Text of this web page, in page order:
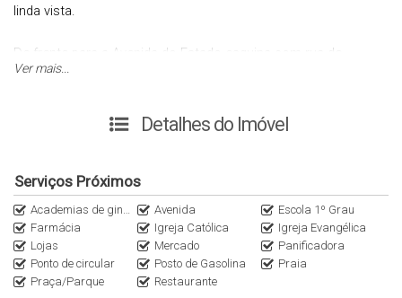
linda vista.
De frente para a Avenida do Estado esquina com rua de
acesso ao Boulevard.
O Loteamento Nova Governador Celso Ramos foi pensado
dois acessos:
principal pela BR-101
secundário pela Rua Vitalino Ávila (eixo de ligação dos
bairros Areais do Meio e Areias de Baixo);
avenidas largas;
Ver mais...
Detalhes do Imóvel
Serviços Próximos
Academias de ginástica Avenida
Escola 1º Grau
Farmácia
Igreja Católica
Igreja Evangélica
Lojas
Mercado
Panificadora
Ponto de circular
Posto de Gasolina
Praia
Praça/Parque
Restaurante